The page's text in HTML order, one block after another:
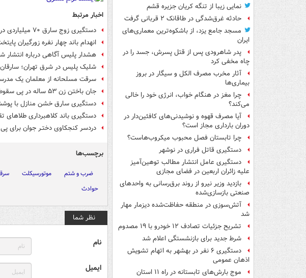
نمایی زیبا از تنگه کریان جزیره قشم
حادثه غرق‌شدگی در طاقانک ۲ قربانی گرفت
مسجد جامع یزد، از باشکوه‌ترین معماری‌های
ایران
پدر شاهرودی پس از قتل پسرش، جسد را در
چاه مخفی کرد
آثار مخرب مصرف الکل و سیگار در بروز
بیماری‌ها
چرا مغز در هنگام خواب، انرژی خود را خالی
می‌کند؟
آیا مصرف قهوه و نوشیدنی‌های کافئین‌دار در
دوران بارداری مجاز است؟
چرا تابستان فصل محبوب میکروب‌هاست؟
دستگیری قاتل فراری در نوشهر
دستگیری عامل انتشار مطالب توهین‌آمیز
علیه زائران اربعین در فضای مجازی
بازدید وزیر نیرو از روند برق‌رسانی به واحدهای
صنعتی بازسازی‌شده
آتش‌سوزی در منطقه حفاظت‌شده دیزمار مهار
شد
تشریح جزئیات تصادف ۱۲ خودرو با ۱۹ مصدوم
شرط جدید برای بازنشستگی اعلام شد
دستگیری ۶ نفر در بهشهر به اتهام تشویش
اذهان عمومی
موج بارش‌های تابستانه در راه ۱۱ استان
اخبار مرتبط
دستگیری زوج سارق ۷۰ میلیاردی در نیاوران
انهدام باند چهار نفره زورگیران
هشدار پلیس آگاهی درباره
شلیک پلیس در شرق تهران؛
سرقت مسلحانه از معلمان یک
جان باختن زن ۵۳ ساله در پی سقوط پایه برق ناشی از سرقت سیم‌های شبکه
دستگیری سارق خشن منازل با
دستگیری باند کلاهبرداری طلاهای
دردسر کنجکاوی دختـر جوان برای
برچسب‌ها
ضرب و شتم موتورسیکلت
حوادث
نظر شما
نام
ایمیل